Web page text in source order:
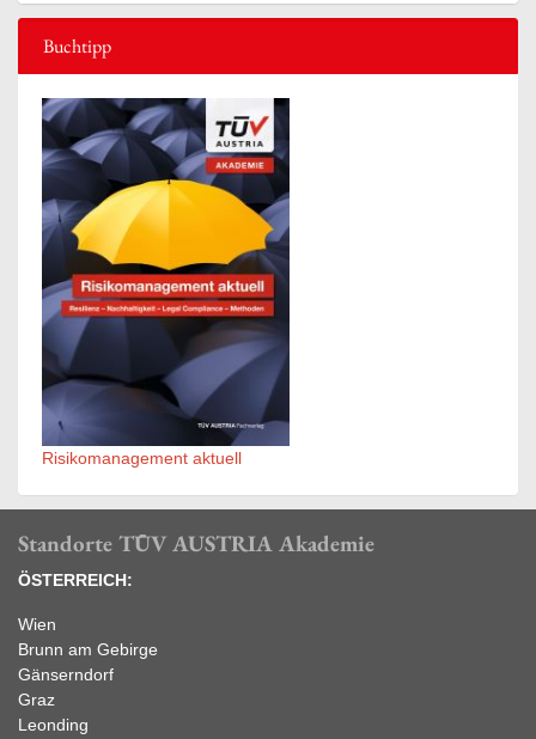
Buchtipp
Risikomanagement aktuell
Standorte TÜV AUSTRIA Akademie
ÖSTERREICH:
Wien
Brunn am Gebirge
Gänserndorf
Graz
Leonding